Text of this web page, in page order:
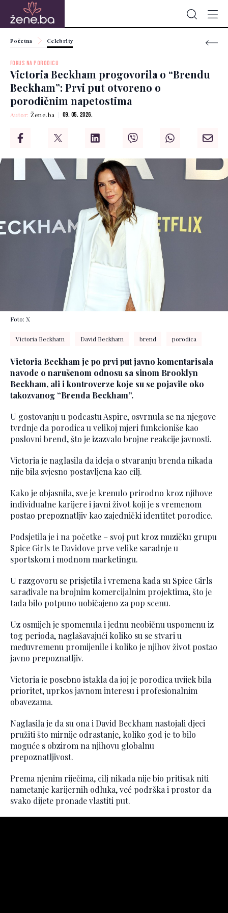
Početna Celebrity
FOKUS NA PORODICU
Victoria Beckham progovorila o “Brendu
Beckham”: Prvi put otvoreno o
porodičnim napetostima
Autor:Žene.ba 09. 05. 2026.
Foto: X
Victoria Beckham David Beckham brend porodica
Victoria Beckham je po prvi put javno komentarisala
navode o narušenom odnosu sa sinom Brooklyn
Beckham, ali i kontroverze koje su se pojavile oko
takozvanog “Brenda Beckham”.
U gostovanju u podcastu Aspire, osvrnula se na njegove
tvrdnje da porodica u velikoj mjeri funkcioniše kao
poslovni brend, što je izazvalo brojne reakcije javnosti.
Victoria je naglasila da ideja o stvaranju brenda nikada
nije bila svjesno postavljena kao cilj.
Kako je objasnila, sve je krenulo prirodno kroz njihove
individualne karijere i javni život koji je s vremenom
postao prepoznatljiv kao zajednički identitet porodice.
Podsjetila je i na početke – svoj put kroz muzičku grupu
Spice Girls te Davidove prve velike saradnje u
sportskom i modnom marketingu.
U razgovoru se prisjetila i vremena kada su Spice Girls
sarađivale na brojnim komercijalnim projektima, što je
tada bilo potpuno uobičajeno za pop scenu.
Uz osmijeh je spomenula i jednu neobičnu uspomenu iz
tog perioda, naglašavajući koliko su se stvari u
međuvremenu promijenile i koliko je njihov život postao
javno prepoznatljiv.
Victoria je posebno istakla da joj je porodica uvijek bila
prioritet, uprkos javnom interesu i profesionalnim
obavezama.
Naglasila je da su ona i David Beckham nastojali djeci
pružiti što mirnije odrastanje, koliko god je to bilo
moguće s obzirom na njihovu globalnu
prepoznatljivost.
Prema njenim riječima, cilj nikada nije bio pritisak niti
nametanje karijernih odluka, već podrška i prostor da
svako dijete pronađe vlastiti put.